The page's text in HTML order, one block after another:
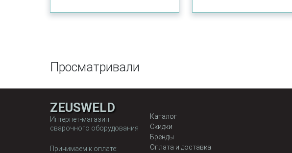
Просматривали
ZEUSWELD
Интернет-магазин
сварочного оборудования
Принимаем к оплате:
Каталог
Скидки
Бренды
Оплата и доставка